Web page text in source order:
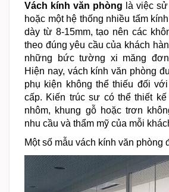
Vách kính văn phòng là việc
hoặc một hệ thống nhiều tấm
dày từ 8-15mm, tạo nên các
theo đúng yêu cầu của khách
những bức tường xi măng
Hiện nay, vách kính văn phòng
phụ kiện không thể thiếu đối
cấp. Kiến trúc sư có thể thiết kế
nhôm, khung gỗ hoặc trơn
nhu cầu và thẩm mỹ của mỗi
Một số mẫu vách kính văn phòng